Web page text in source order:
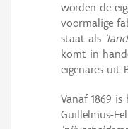
worden de
voormalige
staat als
komt in
eigenares uit
Vanaf 1869 is
Guillelmus-